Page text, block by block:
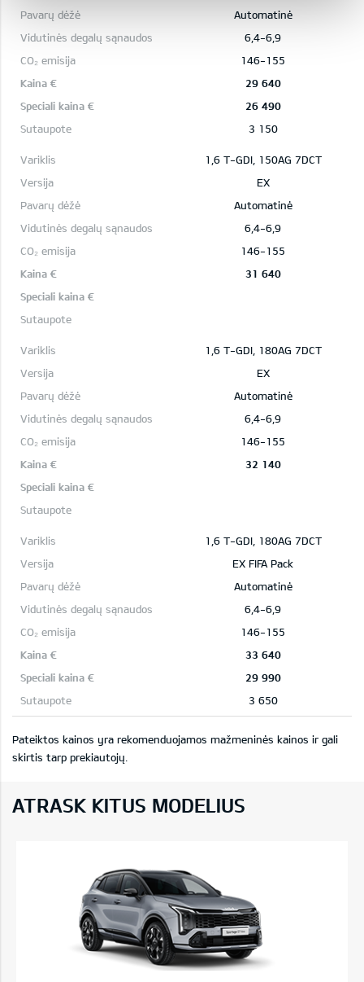
Automatinė
6,4-6,9
146-155
29 640
26 490
3 150
1,6 T-GDI, 150AG 7DCT
EX
Automatinė
6,4-6,9
146-155
31 640
1,6 T-GDI, 180AG 7DCT
EX
Automatinė
6,4-6,9
146-155
32 140
1,6 T-GDI, 180AG 7DCT
EX FIFA Pack
Automatinė
6,4-6,9
146-155
33 640
29 990
3 650
Pateiktos kainos yra rekomenduojamos mažmeninės kainos ir gali
skirtis tarp prekiautojų.
ATRASK KITUS MODELIUS